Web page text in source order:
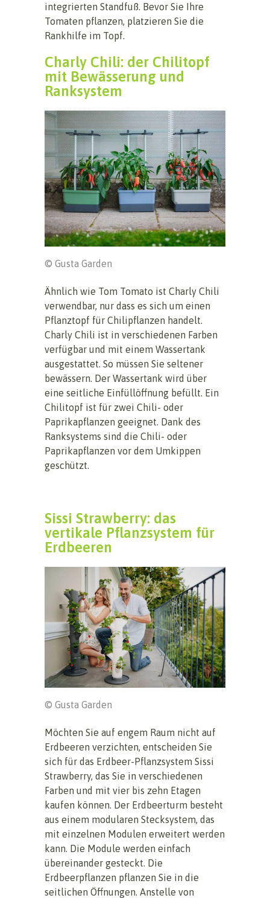
integrierten Standfuß. Bevor Sie Ihre
Tomaten pflanzen, platzieren Sie die
Rankhilfe im Topf.
Charly Chili: der Chilitopf
mit Bewässerung und
Ranksystem
© Gusta Garden
Ähnlich wie Tom Tomato ist Charly Chili
verwendbar, nur dass es sich um einen
Pflanztopf für Chilipflanzen handelt.
Charly Chili ist in verschiedenen Farben
verfügbar und mit einem Wassertank
ausgestattet. So müssen Sie seltener
bewässern. Der Wassertank wird über
eine seitliche Einfüllöffnung befüllt. Ein
Chilitopf ist für zwei Chili- oder
Paprikapflanzen geeignet. Dank des
Ranksystems sind die Chili- oder
Paprikapflanzen vor dem Umkippen
geschützt.
Sissi Strawberry: das
vertikale Pflanzsystem für
Erdbeeren
© Gusta Garden
Möchten Sie auf engem Raum nicht auf
Erdbeeren verzichten, entscheiden Sie
sich für das Erdbeer-Pflanzsystem Sissi
Strawberry, das Sie in verschiedenen
Farben und mit vier bis zehn Etagen
kaufen können. Der Erdbeerturm besteht
aus einem modularen Stecksystem, das
mit einzelnen Modulen erweitert werden
kann. Die Module werden einfach
übereinander gesteckt. Die
Erdbeerpflanzen pflanzen Sie in die
seitlichen Öffnungen. Anstelle von